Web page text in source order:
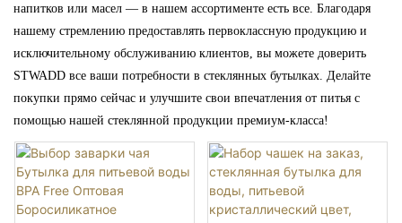
напитков или масел — в нашем ассортименте есть все. Благодаря
нашему стремлению предоставлять первоклассную продукцию и
исключительному обслуживанию клиентов, вы можете доверить
STWADD все ваши потребности в стеклянных бутылках. Делайте
покупки прямо сейчас и улучшите свои впечатления от питья с
помощью нашей стеклянной продукции премиум-класса!